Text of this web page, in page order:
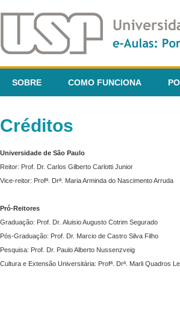
SOBRE COMO FUNCIONA
Créditos
Universidade de São Paulo
Reitor: Prof. Dr. Carlos Gilberto Carlotti Junior
Vice-reitor: Profª. Drª. Maria Arminda do Nascimento Arruda
Pró-Reitores
Graduação: Prof. Dr. Aluisio Augusto Cotrim Segurado
Pós-Graduação: Prof. Dr. Marcio de Castro Silva Filho
Pesquisa: Prof. Dr. Paulo Alberto Nussenzveig
Cultura e Extensão Universitária: Profª. Drª. Marli Quadros